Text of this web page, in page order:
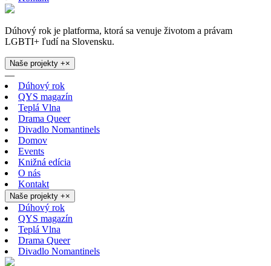
Dúhový rok je platforma, ktorá sa venuje životom a právam
LGBTI+ ľudí na Slovensku.
Naše projekty +×
—
Dúhový rok
QYS magazín
Teplá Vlna
Drama Queer
Divadlo Nomantinels
Domov
Events
Knižná edícia
O nás
Kontakt
Naše projekty +×
Dúhový rok
QYS magazín
Teplá Vlna
Drama Queer
Divadlo Nomantinels